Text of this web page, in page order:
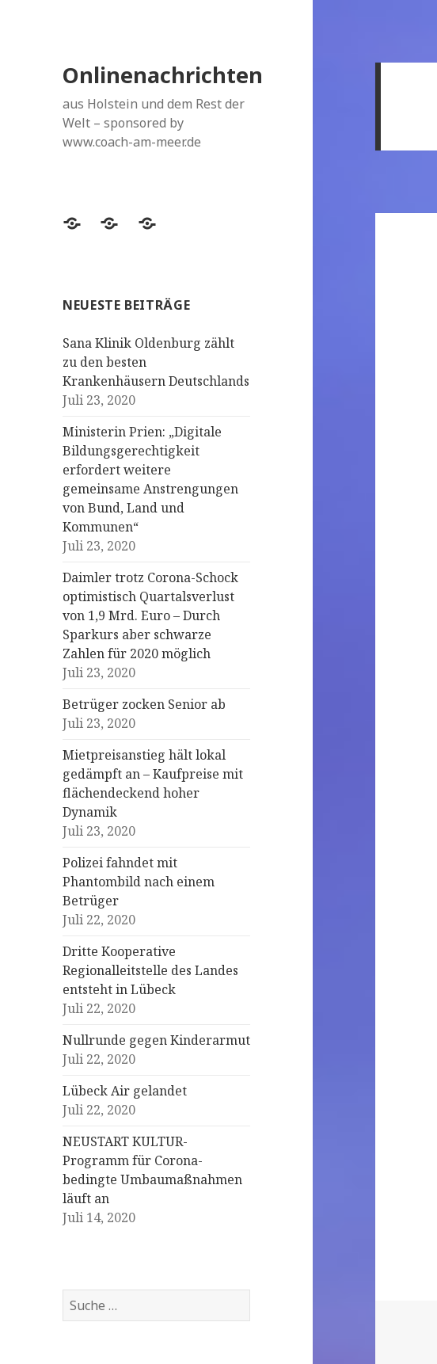
Onlinenachrichten
aus Holstein und dem Rest der
Welt – sponsored by
www.coach-am-meer.de
Datenschutzerklärung
TopthemenTopthemen
NEUESTE BEITRÄGE
Sana Klinik Oldenburg zählt
zu den besten
Krankenhäusern Deutschlands
Juli 23, 2020
Ministerin Prien: „Digitale
Bildungsgerechtigkeit
erfordert weitere
gemeinsame Anstrengungen
von Bund, Land und
Kommunen“
Juli 23, 2020
Daimler trotz Corona-Schock
optimistisch Quartalsverlust
von 1,9 Mrd. Euro – Durch
Sparkurs aber schwarze
Zahlen für 2020 möglich
Juli 23, 2020
Betrüger zocken Senior ab
Juli 23, 2020
Mietpreisanstieg hält lokal
gedämpft an – Kaufpreise mit
flächendeckend hoher
Dynamik
Juli 23, 2020
Polizei fahndet mit
Phantombild nach einem
Betrüger
Juli 22, 2020
Dritte Kooperative
Regionalleitstelle des Landes
entsteht in Lübeck
Juli 22, 2020
Nullrunde gegen Kinderarmut
Juli 22, 2020
Lübeck Air gelandet
Juli 22, 2020
NEUSTART KULTUR-
Programm für Corona-
bedingte Umbaumaßnahmen
läuft an
Juli 14, 2020
S
u